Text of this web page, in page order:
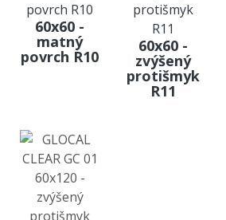
60x60 -
matný
povrch R10
60x60 -
zvýšený
protišmyk
R11